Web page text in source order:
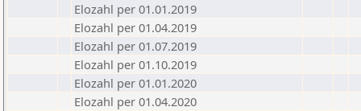
Elozahl per 01.01.2019
Elozahl per 01.04.2019
Elozahl per 01.07.2019
Elozahl per 01.10.2019
Elozahl per 01.01.2020
Elozahl per 01.04.2020